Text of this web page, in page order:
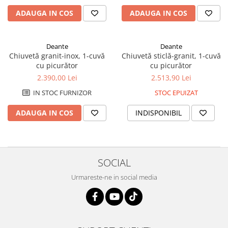
Paravane de cada
Seturi baterii
Baterii lavoar
Baterii bideu
Baterii dus
Baterii cada
Sisteme de dus
Pare, furtunuri si accesorii dus
Module de dus incastrate
Vopsele pentru marcaje forestiere,
Tehnici decorative Jeger
Microciment
Aditivi microciment
Protectia microcimentului
Cornise tavan
ADAUGA IN COS ADAUGA IN COS
Deante
Chiuvetă granit-inox, 1-cuvă
cu picurător
2.390,00 Lei
IN STOC FURNIZOR
ADAUGA IN COS
Deante
Chiuvetă sticlă-granit, 1-cuvă
cu picurător
2.513,90 Lei
STOC EPUIZAT
INDISPONIBIL
SOCIAL
Urmareste-ne in social media